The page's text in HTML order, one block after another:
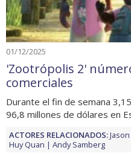
01/12/2025
'Zootrópolis 2'
comerciales
Durante el fin de semana
96,8 millones de dólares en
ACTORES RELACIONADOS:
Huy Quan
Andy Samberg